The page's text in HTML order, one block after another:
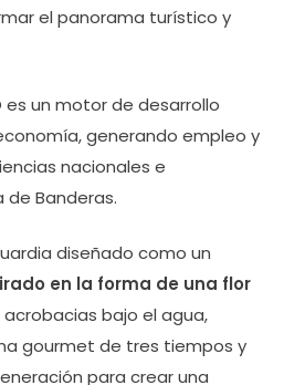
el panorama turístico y
es un motor de desarrollo
generando empleo y
nacionales e
de Banderas.
diseñado como un
en la forma de una flor
acrobacias bajo el agua,
gourmet de tres tiempos y
para crear una